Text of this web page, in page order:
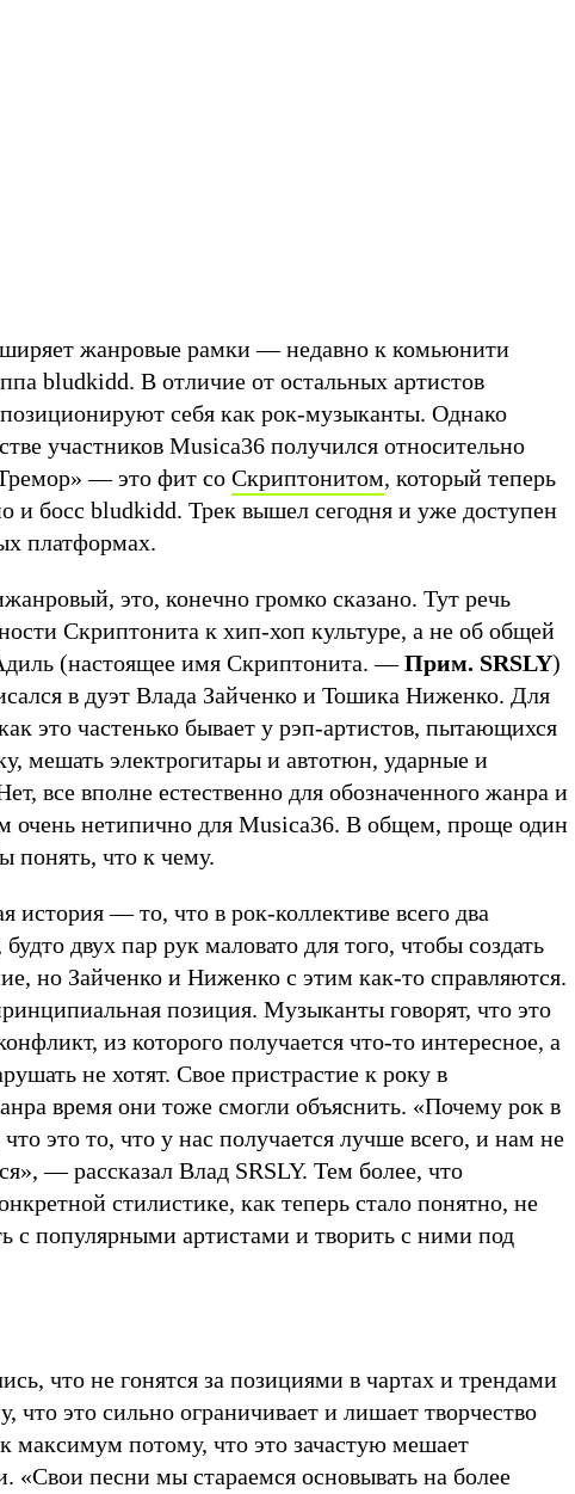
жанровые рамки — недавно к комьюнити
bludkidd. В отличие от остальных артистов
себя как рок-музыканты. Однако
участников Musica36 получился относительно
— это фит со Скриптонитом, который теперь
и босс bludkidd. Трек вышел сегодня и уже доступен
платформах.
это, конечно громко сказано. Тут речь
Скриптонита к хип-хоп культуре, а не об общей
(настоящее имя Скриптонита. —Прим. SRSLY)
в дуэт Влада Зайченко и Тошика Ниженко. Для
это частенько бывает у рэп-артистов, пытающихся
мешать электрогитары и автотюн, ударные и
все вполне естественно для обозначенного жанра и
очень нетипично для Musica36. В общем, проще один
понять, что к чему.
история — то, что в рок-коллективе всего два
двух пар рук маловато для того, чтобы создать
но Зайченко и Ниженко с этим как-то справляются.
позиция. Музыканты говорят, что это
из которого получается что-то интересное, а
не хотят. Свое пристрастие к року в
время они тоже смогли объяснить. «Почему рок в
это то, что у нас получается лучше всего, и нам не
— рассказал Влад SRSLY. Тем более, что
стилистике, как теперь стало понятно, не
с популярными артистами и творить с ними под
что не гонятся за позициями в чартах и трендами
это сильно ограничивает и лишает творчество
максимум потому, что это зачастую мешает
«Свои песни мы стараемся основывать на более